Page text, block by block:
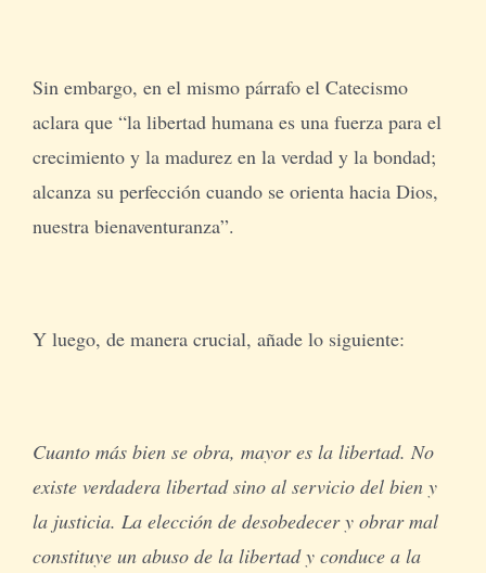
Sin embargo, en el mismo párrafo el Catecismo
aclara que “la libertad humana es una fuerza para el
crecimiento y la madurez en la verdad y la bondad;
alcanza su perfección cuando se orienta hacia Dios,
nuestra bienaventuranza”.
Y luego, de manera crucial, añade lo siguiente:
Cuanto más bien se obra, mayor es la libertad. No
existe verdadera libertad sino al servicio del bien y
la justicia. La elección de desobedecer y obrar mal
constituye un abuso de la libertad y conduce a la